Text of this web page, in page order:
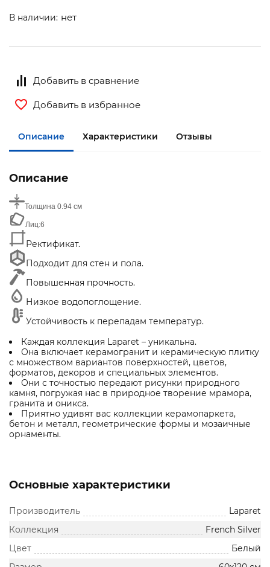
В наличии: нет
Добавить в сравнение
Добавить в избранное
Описание Характеристики Отзывы
Описание
Толщина 0.94 см
Лиц:6
Ректификат.
Подходит для стен и пола.
Повышенная прочность.
Низкое водопоглощение.
Устойчивость к перепадам температур.
Каждая коллекция Laparet – уникальна.
Она включает керамогранит и керамическую плитку
с множеством вариантов поверхностей, цветов,
форматов, декоров и специальных элементов.
Они с точностью передают рисунки природного
камня, погружая нас в природное творение мрамора,
гранита и оникса.
Приятно удивят вас коллекции керамопаркета,
бетон и металл, геометрические формы и мозаичные
орнаменты.
Основные характеристики
Производитель
Laparet
Коллекция
French Silver
Цвет
Белый